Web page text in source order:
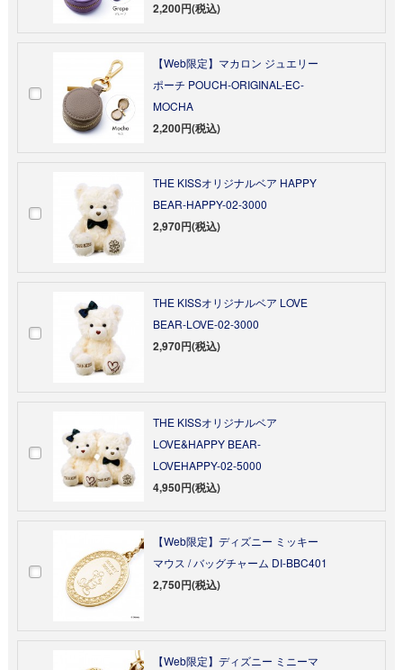
2,200円(税込)
【Web限定】マカロン ジュエリー
ポーチ POUCH-ORIGINAL-EC-
MOCHA
2,200円(税込)
THE KISSオリジナルベア HAPPY
BEAR-HAPPY-02-3000
2,970円(税込)
THE KISSオリジナルベア LOVE
BEAR-LOVE-02-3000
2,970円(税込)
THE KISSオリジナルベア
LOVE&HAPPY BEAR-
LOVEHAPPY-02-5000
4,950円(税込)
【Web限定】ディズニー ミッキー
マウス / バッグチャーム DI-BBC401
2,750円(税込)
【Web限定】ディズニー ミニーマ